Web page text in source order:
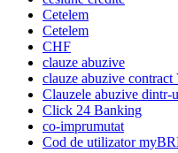
Cetelem
Cetelem
CHF
clauze abuzive
clauze abuzive contract
Clauzele abuzive dintr-
Click 24 Banking
co-imprumutat
Cod de utilizator